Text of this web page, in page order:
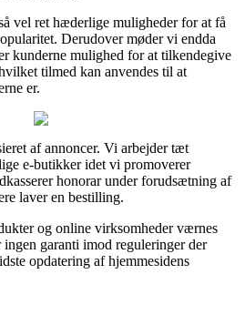
vel ret hæderlige muligheder for at få
Derudover møder vi endda
kunderne mulighed for at tilkendegive
tilmed kan anvendes til at
er.
af annoncer. Vi arbejder tæt
e-butikker idet vi promoverer
honorar under forudsætning af
laver en bestilling.
og online virksomheder værnes
garanti imod reguleringer der
opdatering af hjemmesidens